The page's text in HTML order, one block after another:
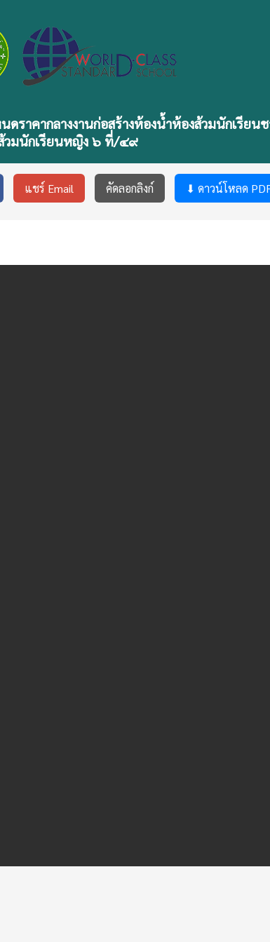
ดราคากลางงานก่อสร้างห้องน้ำห้องส้วมนักเรีย
วมนักเรียนหญิง ๖ ที่/๔๙
แชร์ Email คัดลอกลิงก์ ⬇ ดาวน์โหลด